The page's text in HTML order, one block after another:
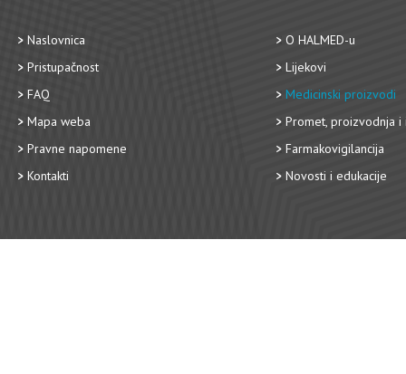
Naslovnica
Pristupačnost
FAQ
Mapa weba
Pravne napomene
Kontakti
O HALMED-u
Lijekovi
Medicinski proizvodi
Promet, proizvodnja i
Farmakovigilancija
Novosti i edukacije